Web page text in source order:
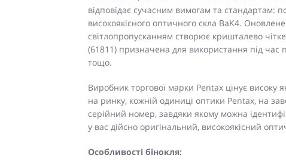
відповідає сучасним вимогам та стандартам:
високоякісного оптичного скла BaK4.
світлопропусканням створює кришталево
(61811) призначена для використання під
тощо.
Виробник торгової марки Pentax цінує високу
на ринку, кожній одиниці оптики Pentax, на
серійний номер, завдяки якому можна
у вас дійсно оригінальний, високоякісний
Особливості бінокля: